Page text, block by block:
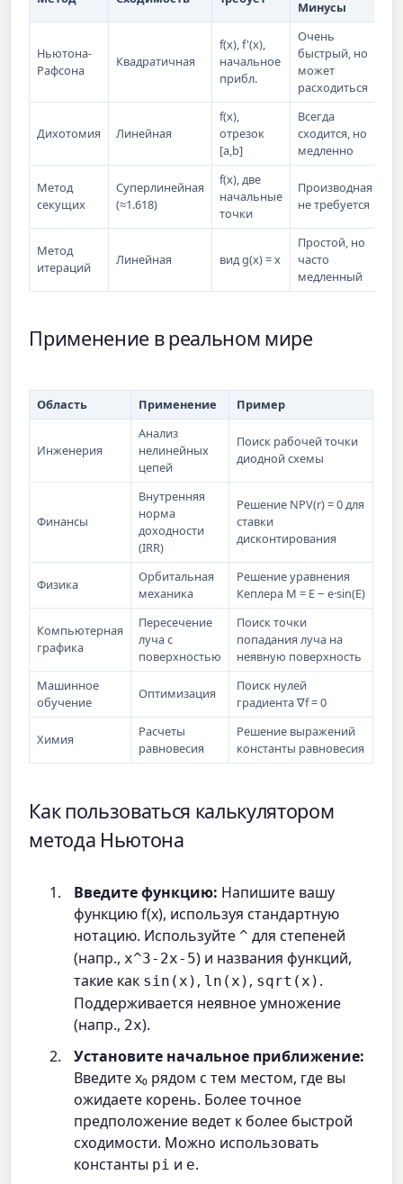
Минусы
Ньютона-
Рафсона
Квадратичная
f(x), f'(x),
начальное
прибл.
Очень
быстрый, но
может
расходиться
Дихотомия Линейная
f(x),
отрезок
[a,b]
Всегда
сходится, но
медленно
Метод
секущих
Суперлинейная
(≈1.618)
f(x), две
начальные
точки
Производная
не требуется
Метод
итераций
Линейная вид g(x) = x
Простой, но
часто
медленный
Применение в реальном мире
Область Применение Пример
Инженерия
Анализ
нелинейных
цепей
Поиск рабочей точки
диодной схемы
Финансы
Внутренняя
норма
доходности
(IRR)
Решение NPV(r) = 0 для
ставки
дисконтирования
Физика
Орбитальная
механика
Решение уравнения
Кеплера M = E − e·sin(E)
Компьютерная
графика
Пересечение
луча с
поверхностью
Поиск точки
попадания луча на
неявную поверхность
Машинное
обучение
Оптимизация
Поиск нулей
градиента ∇f = 0
Химия
Расчеты
равновесия
Решение выражений
константы равновесия
Как пользоваться калькулятором
метода Ньютона
Введите функцию: Напишите вашу
функцию f(x), используя стандартную
нотацию. Используйте^ для степеней
(напр.,x^3-2x-5) и названия функций,
такие как sin(x) , ln(x) , sqrt(x) .
Поддерживается неявное умножение
(напр., 2x).
Установите начальное приближение:
Введите x₀ рядом с тем местом, где вы
ожидаете корень. Более точное
предположение ведет к более быстрой
сходимости. Можно использовать
константы pi и e.